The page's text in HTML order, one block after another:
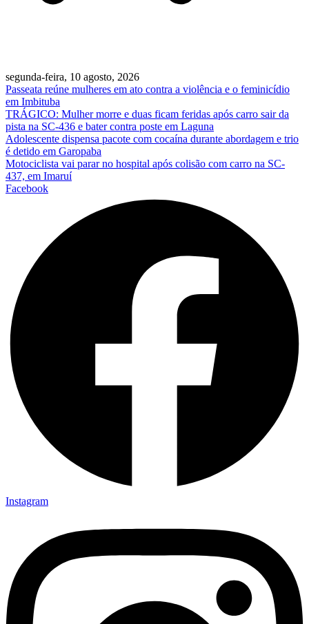
segunda-feira, 10 agosto, 2026
Passeata reúne mulheres em ato contra a violência e o feminicídio
em Imbituba
TRÁGICO: Mulher morre e duas ficam feridas após carro sair da
pista na SC-436 e bater contra poste em Laguna
Adolescente dispensa pacote com cocaína durante abordagem e trio
é detido em Garopaba
Motociclista vai parar no hospital após colisão com carro na SC-
437, em Imaruí
Facebook
Instagram